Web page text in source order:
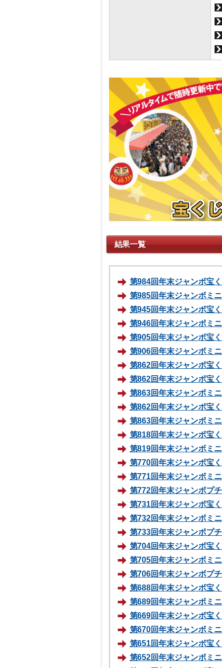
結果一覧
第984回年末ジャンボ宝
第985回年末ジャンボミ
第945回年末ジャンボ宝
第946回年末ジャンボミ
第905回年末ジャンボ宝
第906回年末ジャンボミ
第862回年末ジャンボ宝
第862回年末ジャンボ宝
第863回年末ジャンボミ
第862回年末ジャンボ宝
第863回年末ジャンボミ
第818回年末ジャンボ宝
第819回年末ジャンボミ
第770回年末ジャンボ宝
第771回年末ジャンボミ
第772回年末ジャンボプ
第731回年末ジャンボ宝
第732回年末ジャンボミ
第733回年末ジャンボプ
第704回年末ジャンボ宝
第705回年末ジャンボミ
第706回年末ジャンボプ
第688回年末ジャンボ宝
第689回年末ジャンボミ
第669回年末ジャンボ宝
第670回年末ジャンボミ
第651回年末ジャンボ宝
第652回年末ジャンボミ